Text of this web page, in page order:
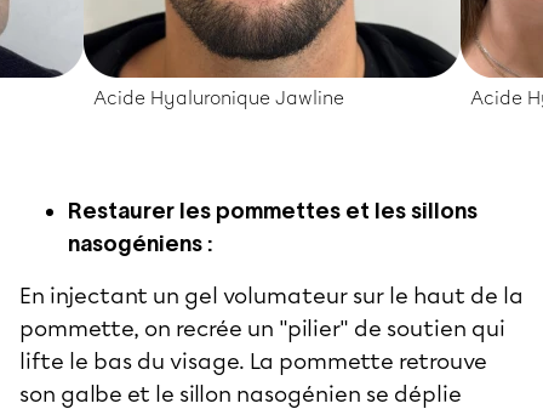
Acide Hyaluronique Jawline Acide
Restaurer les pommettes et les sillons
nasogéniens :
En injectant un gel volumateur sur le haut de la
pommette, on recrée un "pilier" de soutien qui
lifte le bas du visage. La pommette retrouve
son galbe et le sillon nasogénien se déplie